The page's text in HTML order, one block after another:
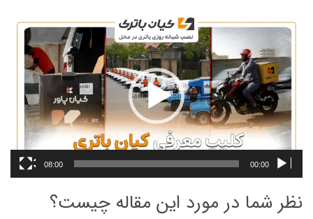
نمایشگر
ویدیو
00:00
08:00
نظر شما در مورد این مقاله چیست؟